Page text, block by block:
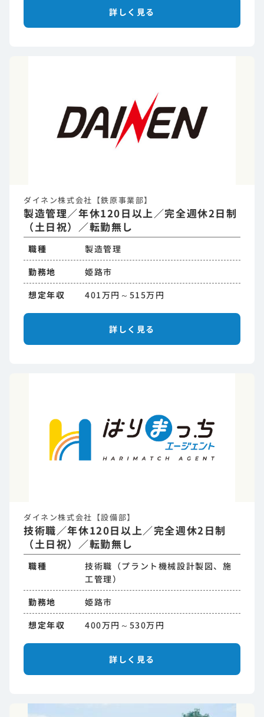
詳しく見る
ダイネン株式会社【鉄原事業部】
製造管理／年休120日以上／完全週休2日制
（土日祝）／転勤無し
職種
製造管理
勤務地
姫路市
想定年収
401万円～515万円
詳しく見る
ダイネン株式会社【設備部】
技術職／年休120日以上／完全週休2日制
（土日祝）／転勤無し
職種
技術職（プラント機械設計製図、施
工管理）
勤務地
姫路市
想定年収
400万円～530万円
詳しく見る